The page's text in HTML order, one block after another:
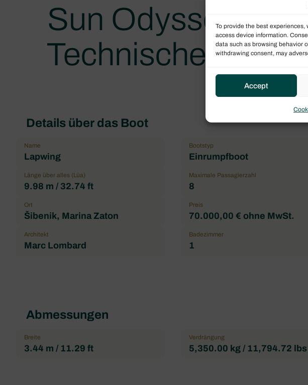
To provide the best
access device information.
data such as browsing behavior
withdrawing consent, may
Accept
Sun Odyssey 349
Technische Daten
Details über das Boot
Name
Lapwing
Bootstyp
Einrumpfboot
Länge über alles (Lüa)
9.98 m / 32.74 ft
Maximale Passagierzahl
8
Ort
Šibenik, Marina Zaton
Preis
70.000,00 € ohne MwSt.
Architekt
Marc Lombard
Badezimmer
1
Abmessungen
Breite
3.44 m / 11.29 ft
Verdrängung
5,350.00 kg / 11,794.72 lbs